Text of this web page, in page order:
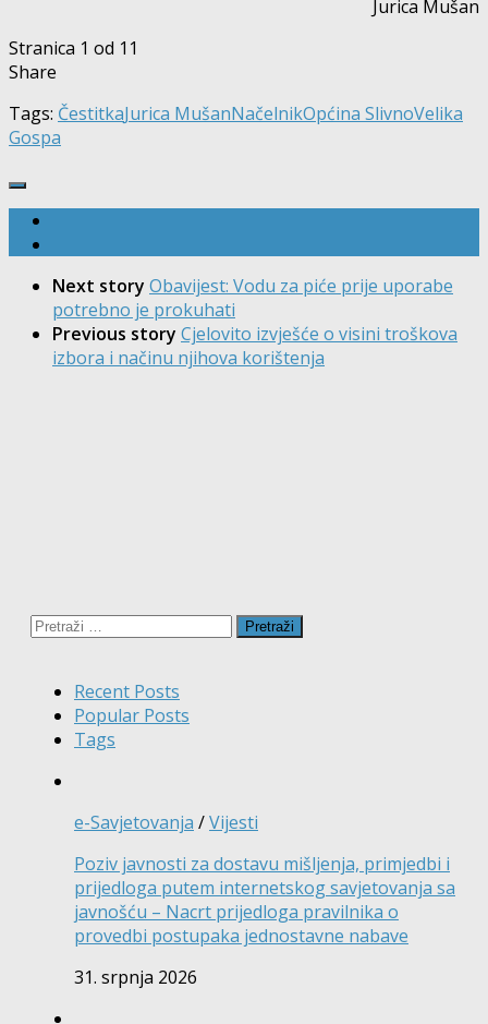
Jurica Mušan
Stranica 1 od 1 1
Share
Tags: ČestitkaJurica MušanNačelnikOpćina SlivnoVelika
Gospa
Next story Obavijest: Vodu za piće prije uporabe
potrebno je prokuhati
Previous story Cjelovito izvješće o visini troškova
izbora i načinu njihova korištenja
Pretraži:
Recent Posts
Popular Posts
Tags
e-Savjetovanja /Vijesti
Poziv javnosti za dostavu mišljenja, primjedbi i
prijedloga putem internetskog savjetovanja sa
javnošću – Nacrt prijedloga pravilnika o
provedbi postupaka jednostavne nabave
31. srpnja 2026